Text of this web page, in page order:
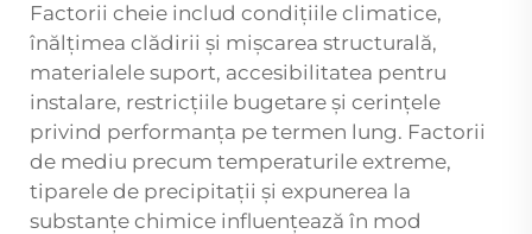
Factorii cheie includ condițiile climatice,
înălțimea clădirii și mișcarea structurală,
materialele suport, accesibilitatea pentru
instalare, restricțiile bugetare și cerințele
privind performanța pe termen lung. Factorii
de mediu precum temperaturile extreme,
tiparele de precipitații și expunerea la
substanțe chimice influențează în mod